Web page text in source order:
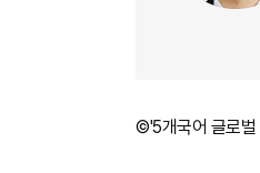
©'5개국어 글로벌